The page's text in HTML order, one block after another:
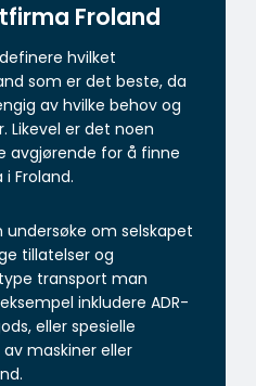
Froland
hvilket
som er det beste, da
av hvilke behov og
Likevel er det noen
avgjørende for å finne
Froland.
om selskapet
tillatelser og
transport man
inkludere ADR-
eller spesielle
maskiner eller